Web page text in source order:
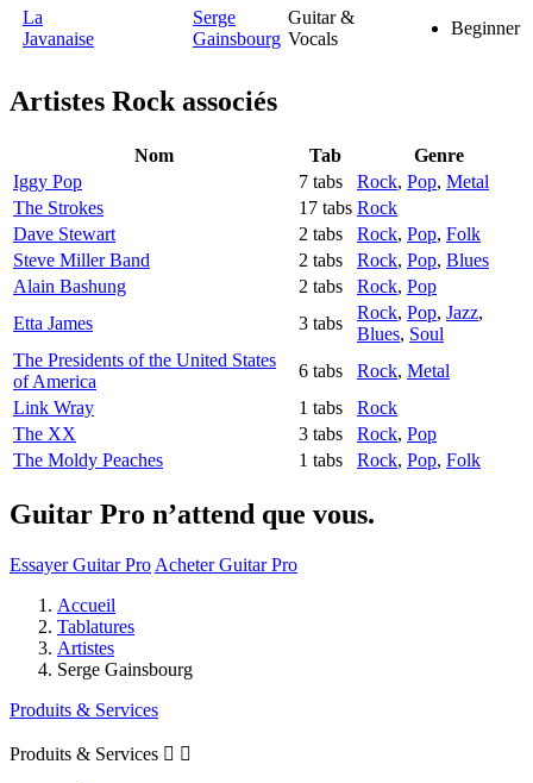
La
Javanaise
Serge
Gainsbourg
Guitar &
Vocals
Beginner
Artistes Rockassociés
Nom Tab
Genre
Iggy Pop
7 tabs Rock, Pop, Metal
The Strokes
17 tabs Rock
Dave Stewart
2 tabs Rock, Pop, Folk
Steve Miller Band
2 tabs Rock, Pop, Blues
Alain Bashung
2 tabs Rock, Pop
Etta James
3 tabs
Rock, Pop, Jazz,
Blues, Soul
The Presidents of the United States
of America
6 tabs Rock, Metal
Link Wray
1 tabs
Rock
The XX
3 tabs Rock, Pop
The Moldy Peaches
1 tabs Rock, Pop, Folk
Guitar Pro n’attend que vous.
Essayer Guitar Pro Acheter Guitar Pro
Accueil
Tablatures
Artistes
Serge Gainsbourg
Produits & Services
Produits & Services  